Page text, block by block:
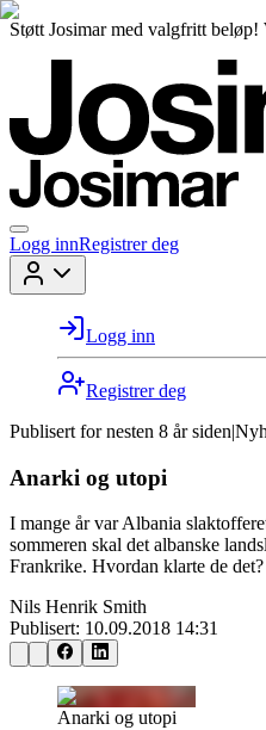
Støtt Josimar med valgfritt beløp!
Logg innRegistrer deg
Logg inn
Registrer deg
Publisert for nesten 8 år siden|
Anarki og utopi
I mange år var Albania
sommeren skal det albanske
Frankrike. Hvordan klarte de det?
Nils Henrik Smith
Publisert: 10.09.2018 14:31
Anarki og utopi